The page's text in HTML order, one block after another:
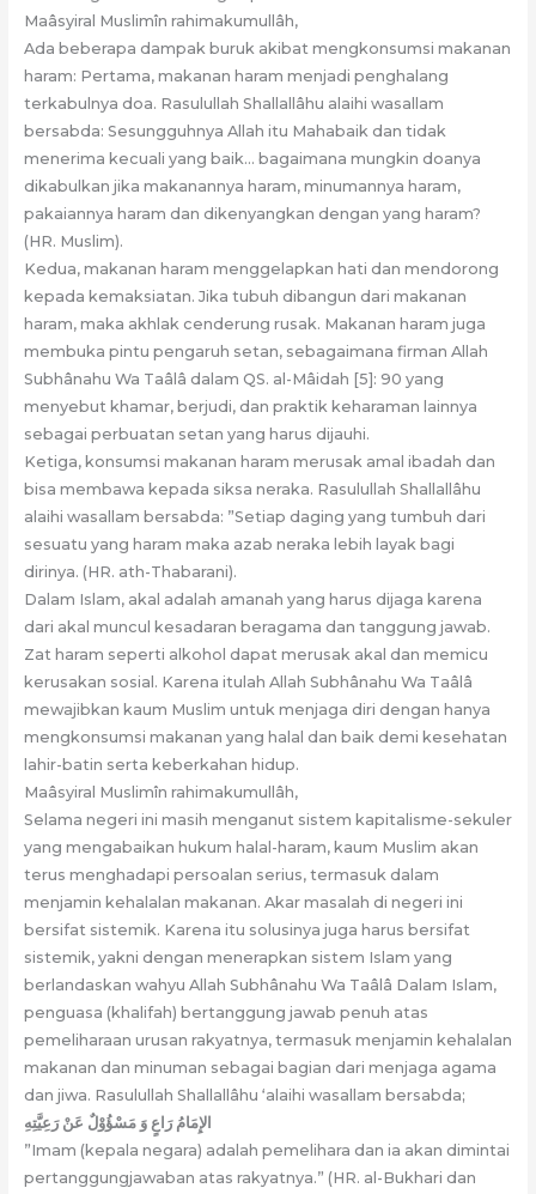
Maâsyiral Muslimîn rahimakumullâh,
Ada beberapa dampak buruk akibat mengkonsumsi makanan
haram: Pertama, makanan haram menjadi penghalang
terkabulnya doa. Rasulullah Shallallâhu alaihi wasallam
bersabda: Sesungguhnya Allah itu Mahabaik dan tidak
menerima kecuali yang baik… bagaimana mungkin doanya
dikabulkan jika makanannya haram, minumannya haram,
pakaiannya haram dan dikenyangkan dengan yang haram?
(HR. Muslim).
Kedua, makanan haram menggelapkan hati dan mendorong
kepada kemaksiatan. Jika tubuh dibangun dari makanan
haram, maka akhlak cenderung rusak. Makanan haram juga
membuka pintu pengaruh setan, sebagaimana firman Allah
Subhânahu Wa Taâlâ dalam QS. al-Mâidah [5]: 90 yang
menyebut khamar, berjudi, dan praktik keharaman lainnya
sebagai perbuatan setan yang harus dijauhi.
Ketiga, konsumsi makanan haram merusak amal ibadah dan
bisa membawa kepada siksa neraka. Rasulullah Shallallâhu
alaihi wasallam bersabda: ”Setiap daging yang tumbuh dari
sesuatu yang haram maka azab neraka lebih layak bagi
dirinya. (HR. ath-Thabarani).
Dalam Islam, akal adalah amanah yang harus dijaga karena
dari akal muncul kesadaran beragama dan tanggung jawab.
Zat haram seperti alkohol dapat merusak akal dan memicu
kerusakan sosial. Karena itulah Allah Subhânahu Wa Taâlâ
mewajibkan kaum Muslim untuk menjaga diri dengan hanya
mengkonsumsi makanan yang halal dan baik demi kesehatan
lahir-batin serta keberkahan hidup.
Maâsyiral Muslimîn rahimakumullâh,
Selama negeri ini masih menganut sistem kapitalisme-sekuler
yang mengabaikan hukum halal-haram, kaum Muslim akan
terus menghadapi persoalan serius, termasuk dalam
menjamin kehalalan makanan. Akar masalah di negeri ini
bersifat sistemik. Karena itu solusinya juga harus bersifat
sistemik, yakni dengan menerapkan sistem Islam yang
berlandaskan wahyu Allah Subhânahu Wa Taâlâ Dalam Islam,
penguasa (khalifah) bertanggung jawab penuh atas
pemeliharaan urusan rakyatnya, termasuk menjamin kehalalan
makanan dan minuman sebagai bagian dari menjaga agama
dan jiwa. Rasulullah Shallallâhu ‘alaihi wasallam bersabda;
الإِمَامُ رَاعٍ وَ مَسْؤُوْلٌ عَنْ رَعِيَّتِهِ
”Imam (kepala negara) adalah pemelihara dan ia akan dimintai
pertanggungjawaban atas rakyatnya.” (HR. al-Bukhari dan